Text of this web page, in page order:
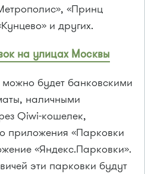
«Принц
и других.
на улицах Москвы
будет банковскими
наличными
Qiwi-кошелек,
приложения «Парковки
«Яндекс.Парковки».
эти парковки будут